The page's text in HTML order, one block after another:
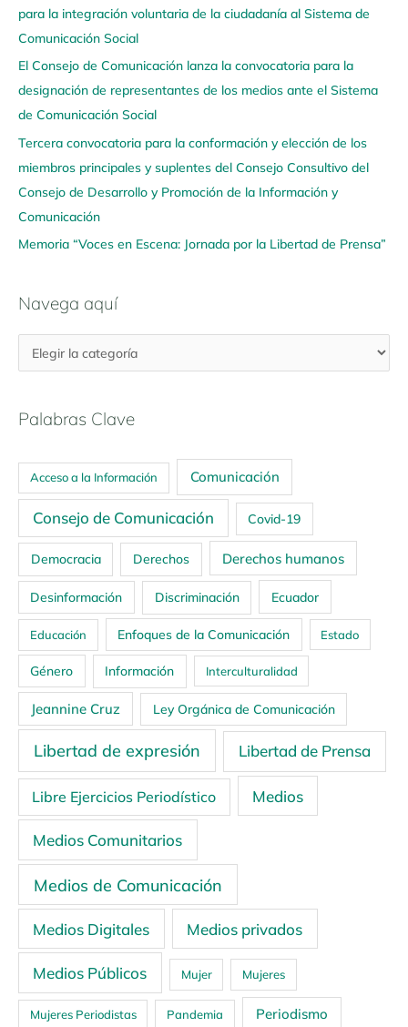
para la integración voluntaria de la ciudadanía al Sistema de
Comunicación Social
El Consejo de Comunicación lanza la convocatoria para la
designación de representantes de los medios ante el Sistema
de Comunicación Social
Tercera convocatoria para la conformación y elección de los
miembros principales y suplentes del Consejo Consultivo del
Consejo de Desarrollo y Promoción de la Información y
Comunicación
Memoria “Voces en Escena: Jornada por la Libertad de Prensa”
Navega aquí
a
a
q
u
í
Palabras Clave
Acceso a la Información Comunicación
Consejo de Comunicación Covid-19
Democracia Derechos Derechos humanos
Desinformación Discriminación Ecuador
Educación Enfoques de la Comunicación Estado
Género Información Interculturalidad
Jeannine Cruz Ley Orgánica de Comunicación
Libertad de expresión Libertad de Prensa
Libre Ejercicios Periodístico Medios
Medios Comunitarios
Medios de Comunicación
Medios Digitales Medios privados
Medios Públicos Mujer Mujeres
Mujeres Periodistas Pandemia Periodismo